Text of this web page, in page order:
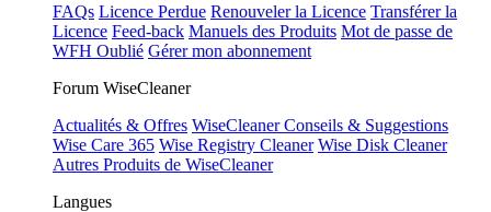
FAQs Licence Perdue Renouveler la Licence Transférer la
Licence Feed-back Manuels des Produits Mot de passe de
WFH Oublié Gérer mon abonnement
Forum WiseCleaner
Actualités & Offres WiseCleaner Conseils & Suggestions
Wise Care 365 Wise Registry Cleaner Wise Disk Cleaner
Autres Produits de WiseCleaner
Langues